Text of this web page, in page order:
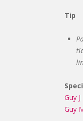
Tip
Guy J
Guy